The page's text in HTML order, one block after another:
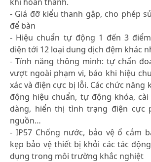
- Giá đỡ kiểu thanh gập, cho phép
để bàn
- Hiệu chuẩn tự động 1 đến 3
diện tới 12 loại dung dịch đệm khác
- Tính năng thông minh: tự chẩn
vượt ngoài phạm vi, báo khi hiệu
xác và điện cực bị lỗi. Các chức năng
động hiệu chuẩn, tự động khóa,
dàng, hiển thị tình trạng điện cực
nguồn…
- IP57 Chống nước, bảo vệ ổ cắm
kẹp bảo vệ thiết bị khỏi các tác
dụng trong môi trường khắc nghiệt